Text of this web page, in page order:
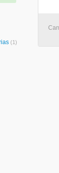
(1)